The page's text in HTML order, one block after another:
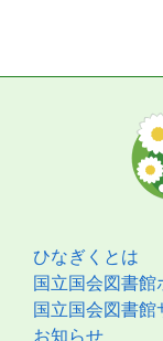
ひなぎくとは
国立国会図書館
国立国会図書館
お知らせ